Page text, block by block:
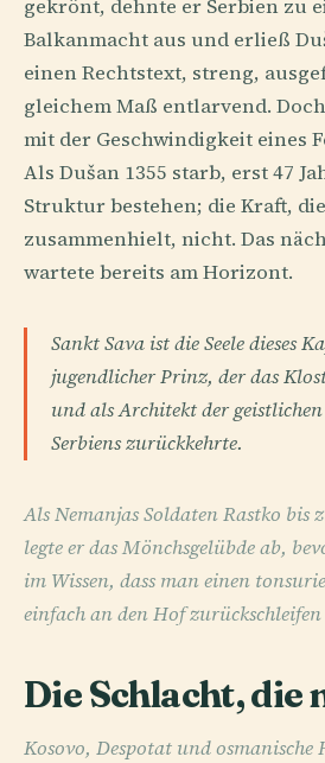
gekrönt, dehnte er Serbien zu
Balkanmacht aus und erließ
einen Rechtstext, streng,
gleichem Maß entlarvend.
mit der Geschwindigkeit eines
Als Dušan 1355 starb, erst 47
Struktur bestehen; die Kraft,
zusammenhielt, nicht. Das
wartete bereits am Horizont.
Sankt Sava ist die Seele dieses
jugendlicher Prinz, der das
und als Architekt der
Serbiens zurückkehrte.
Als Nemanjas Soldaten Rastko bis
legte er das Mönchsgelübde ab,
im Wissen, dass man einen
einfach an den Hof
Die Schlacht, die
Kosovo, Despotat und osmanische